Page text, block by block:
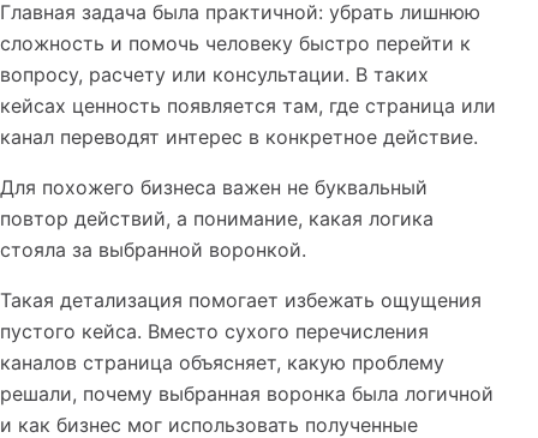
Главная задача была практичной: убрать лишнюю
сложность и помочь человеку быстро перейти к
вопросу, расчету или консультации. В таких
кейсах ценность появляется там, где страница или
канал переводят интерес в конкретное действие.
Для похожего бизнеса важен не буквальный
повтор действий, а понимание, какая логика
стояла за выбранной воронкой.
Такая детализация помогает избежать ощущения
пустого кейса. Вместо сухого перечисления
каналов страница объясняет, какую проблему
решали, почему выбранная воронка была логичной
и как бизнес мог использовать полученные